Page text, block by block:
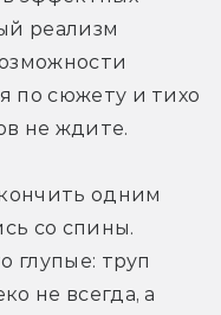
реализм
по сюжету и тихо
не ждите.
одним
со спины.
глупые: труп
не всегда, а